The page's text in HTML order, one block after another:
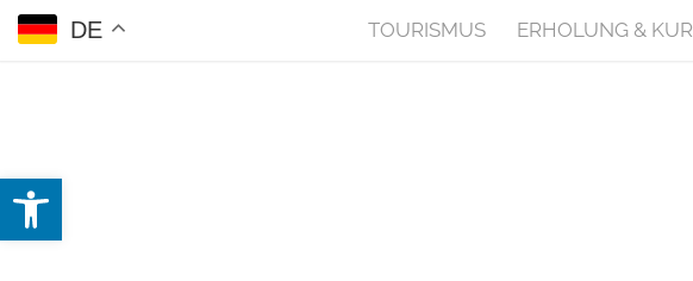
Open toolbar
TOURISMUS ERHOLUNG & KUR
DE